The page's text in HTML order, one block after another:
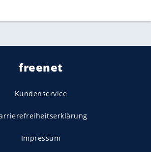
freenet
Kundenservice
Impressum